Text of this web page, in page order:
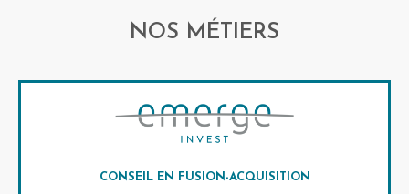
NOS MÉTIERS
CONSEIL EN FUSION-ACQUISITION